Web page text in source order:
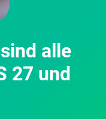
alle
27 und